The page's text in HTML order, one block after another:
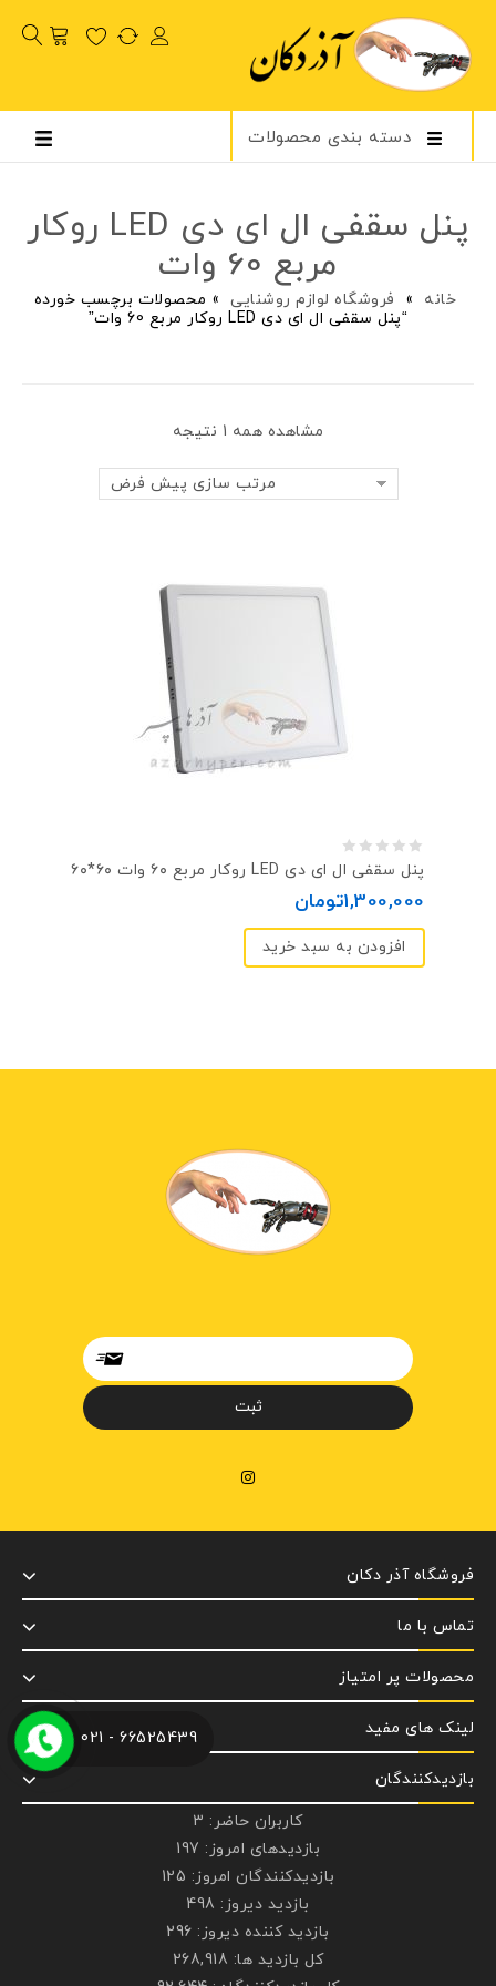
دسته بندی محصولات
پنل سقفی ال ای دی LED روکار
مربع 60 وات
خانه » فروشگاه لوازم روشنایی » محصولات برچسب خورده
“پنل سقفی ال ای دی LED روکار مربع 60 وات”
مشاهده همه 1 نتیجه
مرتب سازی پیش فرض
0
پنل سقفی ال ای دی LED روکار مربع ۶۰ وات ۶۰*۶۰
1,300,000تومان
افزودن به سبد خرید
فروشگاه آذر دکان
تماس با ما
محصولات پر امتیاز
لینک های مفید
بازدیدکنندگان
کاربران حاضر: 3
بازدیدهای امروز: 197
بازدیدکنندگان امروز: 125
بازدید دیروز: 498
بازدید کننده دیروز: 296
کل بازدید ها: 268,918
66525439 - 021